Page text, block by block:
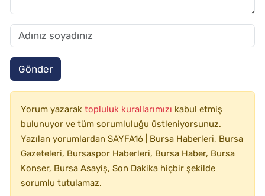
Gönder
Yorum yazarak topluluk kurallarımızı kabul etmiş
bulunuyor ve tüm sorumluluğu üstleniyorsunuz.
Yazılan yorumlardan SAYFA16 | Bursa Haberleri, Bursa
Gazeteleri, Bursaspor Haberleri, Bursa Haber, Bursa
Konser, Bursa Asayiş, Son Dakika hiçbir şekilde
sorumlu tutulamaz.